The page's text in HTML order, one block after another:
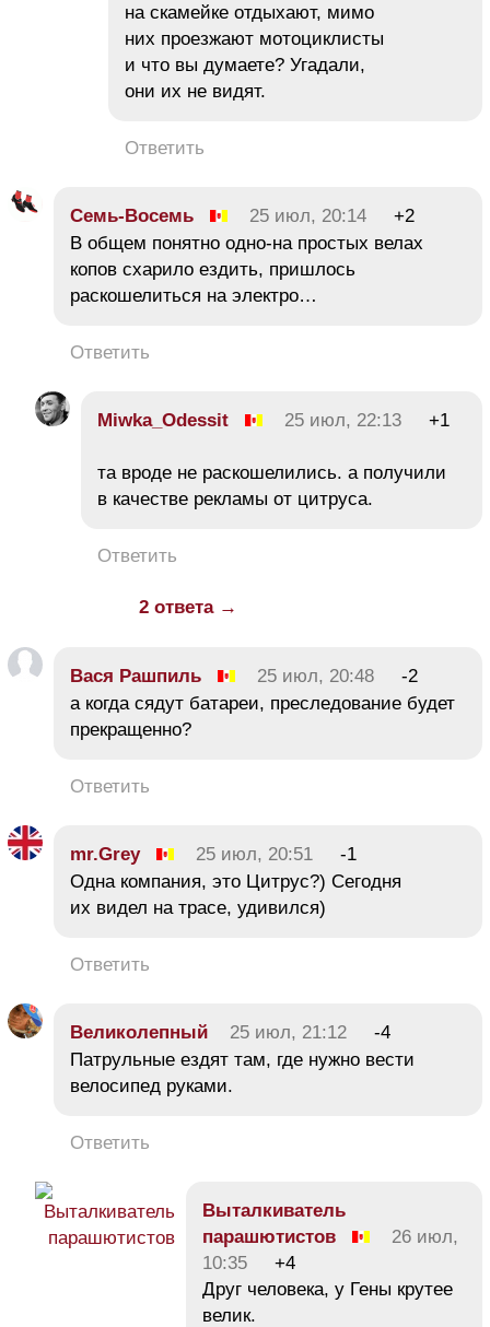
на скамейке отдыхают, мимо
них проезжают мотоциклисты
и что вы думаете? Угадали,
они их не видят.
Ответить
Семь-Восемь 25 июл, 20:14
+2
В общем понятно одно-на простых велах
копов схарило ездить, пришлось
раскошелиться на электро…
Ответить
Miwka_Odessit 25 июл, 22:13 +1
та вроде не раскошелились. а получили
в качестве рекламы от цитруса.
Ответить
2 ответа →
Вася Рашпиль 25 июл, 20:48
-2
а когда сядут батареи, преследование будет
прекращенно?
Ответить
mr.Grey 25 июл, 20:51
-1
Одна компания, это Цитрус?) Сегодня
их видел на трасе, удивился)
Ответить
Великолепный 25 июл, 21:12
-4
Патрульные ездят там, где нужно вести
велосипед руками.
Ответить
Bыталкиватель
парашютистов
26 июл,
10:35
+4
Друг человека, у Гены крутее
велик.